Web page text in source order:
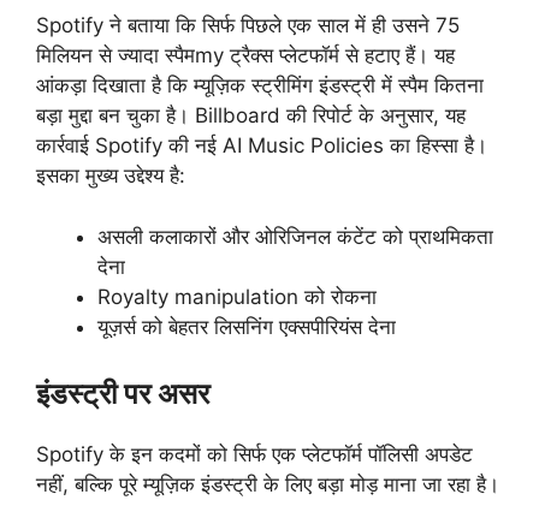
Spotify ने बताया कि सिर्फ पिछले एक साल में ही उसने 75
मिलियन से ज्यादा स्पैमmy ट्रैक्स प्लेटफॉर्म से हटाए हैं। यह
आंकड़ा दिखाता है कि म्यूज़िक स्ट्रीमिंग इंडस्ट्री में स्पैम कितना
बड़ा मुद्दा बन चुका है। Billboard की रिपोर्ट के अनुसार, यह
कार्रवाई Spotify की नई AI Music Policies का हिस्सा है।
इसका मुख्य उद्देश्य है:
असली कलाकारों और ओरिजिनल कंटेंट को प्राथमिकता
देना
Royalty manipulation को रोकना
यूज़र्स को बेहतर लिसनिंग एक्सपीरियंस देना
इंडस्ट्री पर असर
Spotify के इन कदमों को सिर्फ एक प्लेटफॉर्म पॉलिसी अपडेट
नहीं, बल्कि पूरे म्यूज़िक इंडस्ट्री के लिए बड़ा मोड़ माना जा रहा है।